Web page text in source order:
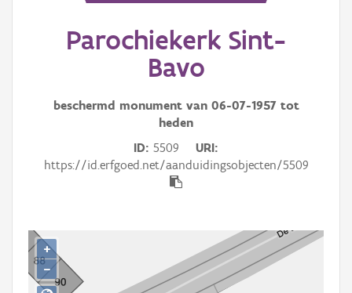
Erfgoedobject
Waarneming
Gebeurtenis
Downloads
Hergebruik
Parochiekerk Sint-
Bavo
beschermd monument van 06-07-1957tot
heden
ID 5509
URI
https://id.erfgoed.net/aanduidingsobjecten/5509
+
−